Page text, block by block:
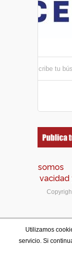
somos
vacidad
Los
de
Utilizamos
servicio. Si